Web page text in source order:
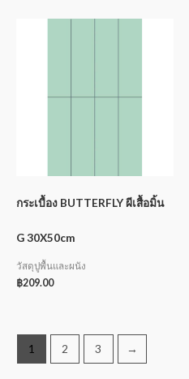
กระเบื้อง BUTTERFLY ผีเสื้อมิ้น
G 30X50cm
วัสดุปูพื้นและผนัง
฿209.00
1 2 3 →